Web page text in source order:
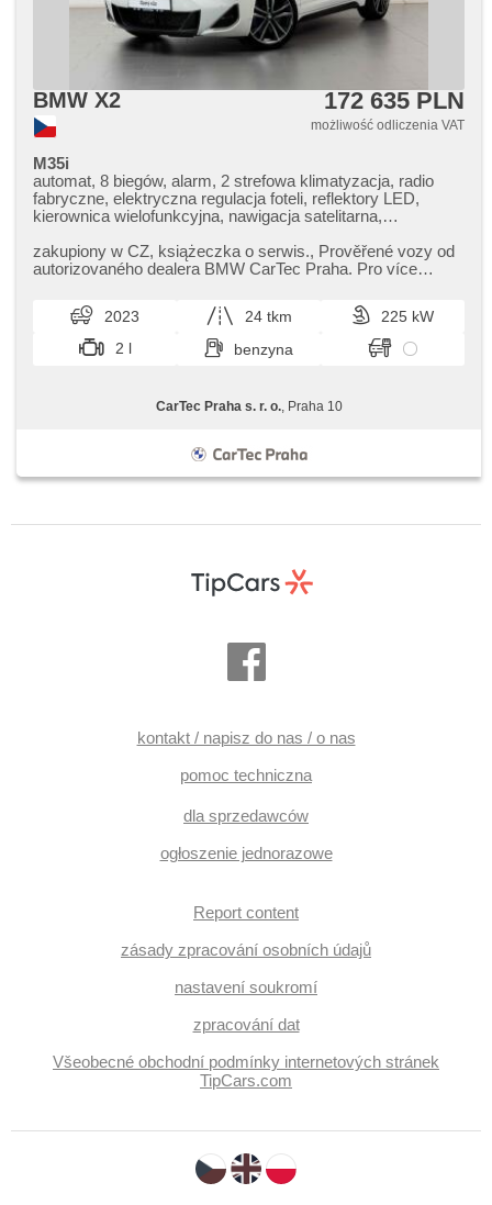
BMW X2 172 635 PLN
możliwość odliczenia VAT
M35i
automat, 8 biegów, alarm, 2 strefowa klimatyzacja, radio
fabryczne, elektryczna regulacja foteli, reflektory LED,
kierownica wielofunkcyjna, nawigacja satelitarna,
pokładowy, fotele sportowe, czujnik klocków hamulcowych,
czujnik ciśnienia opon, parkovací kamera, zatmavená zadní
podgrzewane fotele
zakupiony w CZ,​ książeczka o serwis.,​ Prověřené vozy od
autorizovaného dealera BMW CarTec Praha. Pro více
2023 24 tkm
225 kW
2 l
benzyna
CarTec Praha s. r. o., Praha 10
kontakt / napisz do nas / o nas
pomoc techniczna
dla sprzedawców
ogłoszenie jednorazowe
Report content
zásady zpracování osobních údajů
nastavení soukromí
zpracování dat
Všeobecné obchodní podmínky internetových stránek
TipCars.com